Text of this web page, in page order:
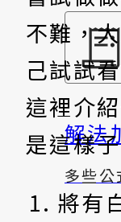
解法
多些公
不難，
己試試
這裡介
是這樣
將有